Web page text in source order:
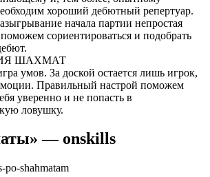
хороший дебютный репертуар.
начала партии непростая
сориентироваться и подобрать
ШАХМАТ
умов. За доской остается лишь игрок,
Правильный настрой поможем
уверенно и не попасть в
ловушку.
— onskills
po-shahmatam